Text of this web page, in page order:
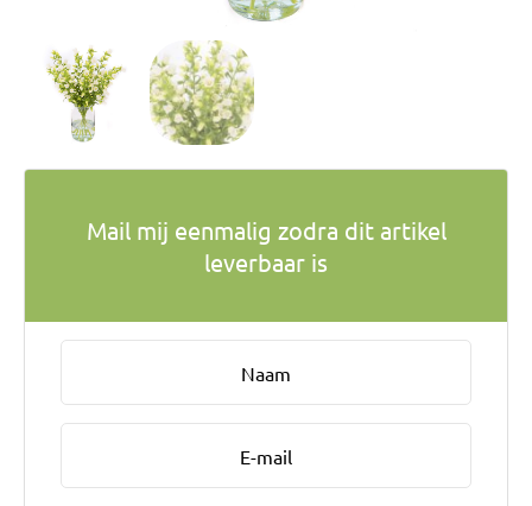
Krans maken
Gelegenheden
Bloemenbon
Onze bloemenwinkel
Mail mij eenmalig zodra dit artikel
leverbaar is